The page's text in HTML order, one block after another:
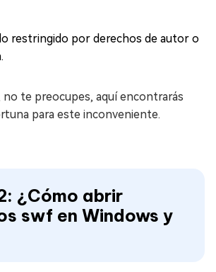
restringido por derechos de autor o
no te preocupes, aquí encontrarás
para este inconveniente.
¿Cómo abrir
swf en Windows y